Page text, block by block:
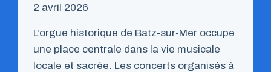
2 avril 2026
L’orgue historique de Batz-sur-Mer occupe
une place centrale dans la vie musicale
locale et sacrée. Les concerts organisés à